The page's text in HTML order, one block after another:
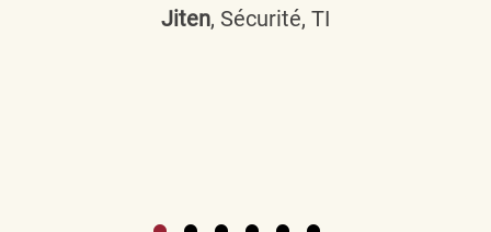
Jiten, Sécurité, TI